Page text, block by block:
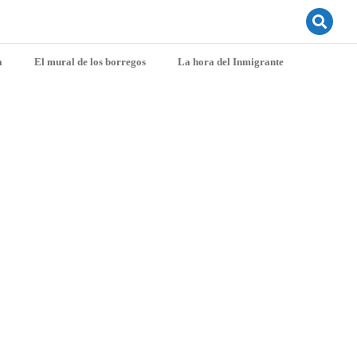
El mural de los borregos La hora del Inmigrante